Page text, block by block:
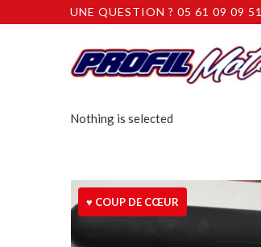
UNE QUESTION ? 05 61 09 09 51
Nothing is selected
♥ COUP DE CŒUR